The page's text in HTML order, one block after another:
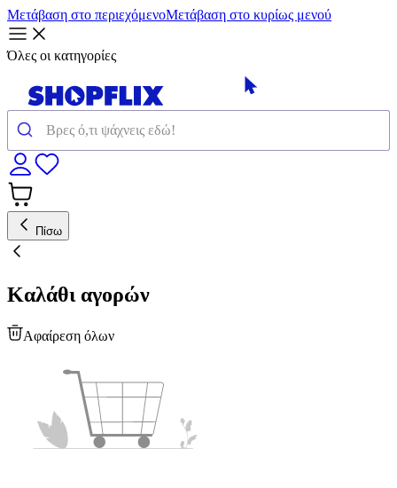
Μετάβαση στο περιεχόμενοΜετάβαση στο κυρίως μενού
Όλες οι κατηγορίες
Πίσω
Καλάθι αγορών
Αφαίρεση όλων